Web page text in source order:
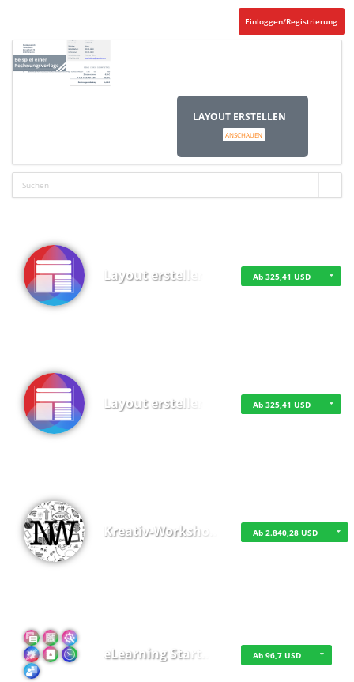
Einloggen/Registrierung
LAYOUT ERSTELLEN
ANSCHAUEN
Layout erstellen Ab 325,41 USD
Layout erstellen Ab 325,41 USD
Kreativ-Worksho… Ab 2.840,28 USD
eLearning Start… Ab 96,7 USD